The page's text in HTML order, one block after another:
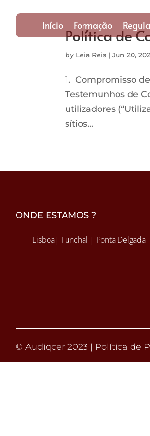
Início Formação
Política de
by Leia Reis |Jun 20,
1. Compromisso
Testemunhos de
utilizadores
sítios...
ONDE ESTAMOS ?
Lisboa| Funchal | Ponta Delgada
© Audiqcer 2023 | Política de